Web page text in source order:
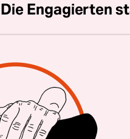
Die Engagierten
zeigt, wie stark
Gerade jetzt braucht
allem mit den
Zivilgesellschaft
beginnt im Zentrum".